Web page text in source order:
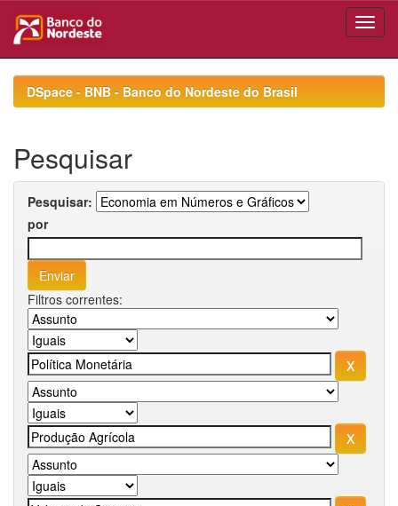
navigationDSpace - BNB - Banco do Nordeste do Brasil
Pesquisar
Pesquisar:
por
Filtros correntes: